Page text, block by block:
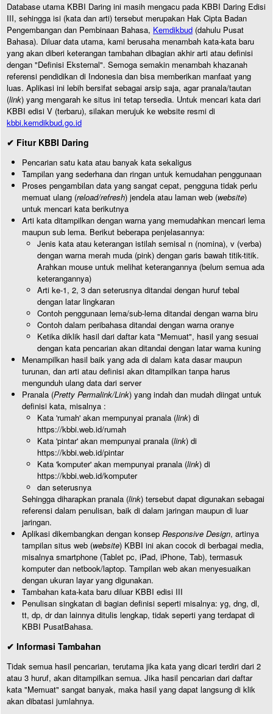
Database utama KBBI Daring ini masih mengacu pada KBBI Daring Edisi
III, sehingga isi (kata dan arti) tersebut merupakan Hak Cipta Badan
Pengembangan dan Pembinaan Bahasa, Kemdikbud (dahulu Pusat
Bahasa). Diluar data utama, kami berusaha menambah kata-kata baru
yang akan diberi keterangan tambahan dibagian akhir arti atau definisi
dengan "Definisi Eksternal". Semoga semakin menambah khazanah
referensi pendidikan di Indonesia dan bisa memberikan manfaat yang
luas. Aplikasi ini lebih bersifat sebagai arsip saja, agar pranala/tautan
(link) yang mengarah ke situs ini tetap tersedia. Untuk mencari kata dari
KBBI edisi V (terbaru), silakan merujuk ke website resmi di
kbbi.kemdikbud.go.id
✔ Fitur KBBI Daring
Pencarian satu kata atau banyak kata sekaligus
Tampilan yang sederhana dan ringan untuk kemudahan penggunaan
Proses pengambilan data yang sangat cepat, pengguna tidak perlu
memuat ulang (reload/refresh) jendela atau laman web (website)
untuk mencari kata berikutnya
Arti kata ditampilkan dengan warna yang memudahkan mencari lema
maupun sub lema. Berikut beberapa penjelasannya:
Jenis kata atau keterangan istilah semisal n (nomina), v (verba)
dengan warna merah muda (pink) dengan garis bawah titik-titik.
Arahkan mouse untuk melihat keterangannya (belum semua ada
keterangannya)
Arti ke-1, 2, 3 dan seterusnya ditandai dengan huruf tebal
dengan latar lingkaran
Contoh penggunaan lema/sub-lema ditandai dengan warna biru
Contoh dalam peribahasa ditandai dengan warna oranye
Ketika diklik hasil dari daftar kata "Memuat", hasil yang sesuai
dengan kata pencarian akan ditandai dengan latar warna kuning
Menampilkan hasil baik yang ada di dalam kata dasar maupun
turunan, dan arti atau definisi akan ditampilkan tanpa harus
mengunduh ulang data dari server
Pranala (Pretty Permalink/Link) yang indah dan mudah diingat untuk
definisi kata, misalnya :
Kata 'rumah' akan mempunyai pranala (link) di
https://kbbi.web.id/rumah
Kata 'pintar' akan mempunyai pranala (link) di
https://kbbi.web.id/pintar
Kata 'komputer' akan mempunyai pranala (link) di
https://kbbi.web.id/komputer
dan seterusnya
Sehingga diharapkan pranala (link) tersebut dapat digunakan sebagai
referensi dalam penulisan, baik di dalam jaringan maupun di luar
jaringan.
Aplikasi dikembangkan dengan konsep Responsive Design, artinya
tampilan situs web (website) KBBI ini akan cocok di berbagai media,
misalnya smartphone (Tablet pc, iPad, iPhone, Tab), termasuk
komputer dan netbook/laptop. Tampilan web akan menyesuaikan
dengan ukuran layar yang digunakan.
Tambahan kata-kata baru diluar KBBI edisi III
Penulisan singkatan di bagian definisi seperti misalnya: yg, dng, dl,
tt, dp, dr dan lainnya ditulis lengkap, tidak seperti yang terdapat di
KBBI PusatBahasa.
✔ Informasi Tambahan
Tidak semua hasil pencarian, terutama jika kata yang dicari terdiri dari 2
atau 3 huruf, akan ditampilkan semua. Jika hasil pencarian dari daftar
kata "Memuat" sangat banyak, maka hasil yang dapat langsung di klik
akan dibatasi jumlahnya.